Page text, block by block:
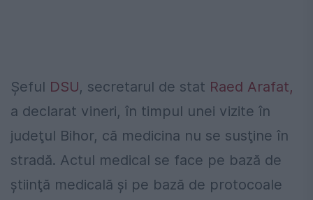
Şeful DSU, secretarul de stat Raed Arafat,
a declarat vineri, în timpul unei vizite în
judeţul Bihor, că medicina nu se susţine în
stradă. Actul medical se face pe bază de
ştiinţă medicală şi pe bază de protocoale